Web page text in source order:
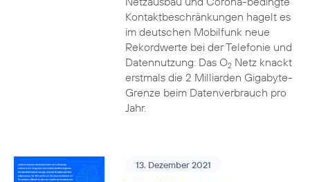
Kontaktbeschränkungen hagelt es
im deutschen Mobilfunk neue
Rekordwerte bei der Telefonie und
Datennutzung: Das O2Netz knackt
erstmals die 2 Milliarden Gigabyte-
Grenze beim Datenverbrauch pro
Jahr.
13. Dezember 2021